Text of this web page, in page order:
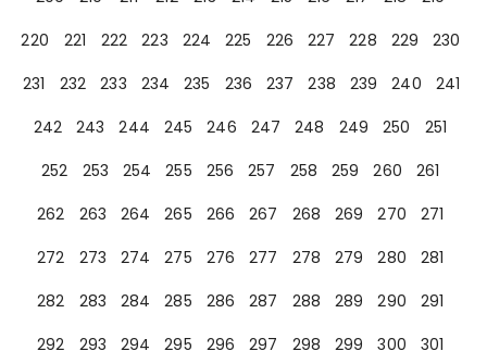
220
221 222 223 224 225 226 227 228 229
230
231
232 233 234 235 236 237 238 239 240
241
242
243 244 245 246 247 248 249 250
251
252
253 254 255 256 257 258 259 260
261
262
263 264 265 266 267 268 269 270
271
272
273 274 275 276 277 278 279 280
281
282
283 284 285 286 287 288 289 290
291
292
293 294 295 296 297 298 299 300 301